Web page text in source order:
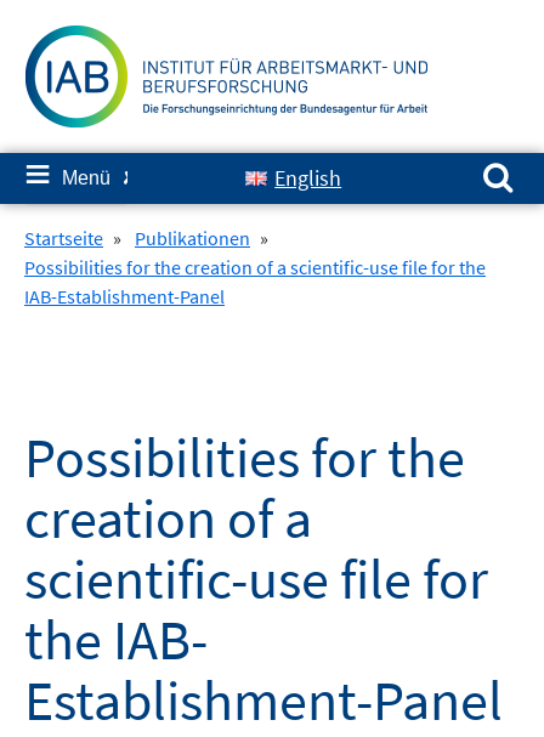
zum
Inhalt
≡ Menü ✘ English
Suchen nach:
Startseite » Publikationen »
Possibilities for the creation of a scientific-use file for the
IAB-Establishment-Panel
Possibilities for the
creation of a
scientific-use file for
the IAB-
Establishment-Panel